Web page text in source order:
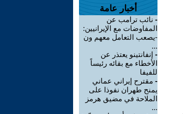
أخبار عامة
- نائب ترامب عن
المفاوضات مع الإيرانيين:
-يصعب التعامل معهم ون
...
- إنفانتينو يعتذر عن
الأخطاء مع بقائه رئيساً
للفيفا
- مقترح إيراني عماني
يمنح طهران نفوذا على
الملاحة في مضيق هرمز
...